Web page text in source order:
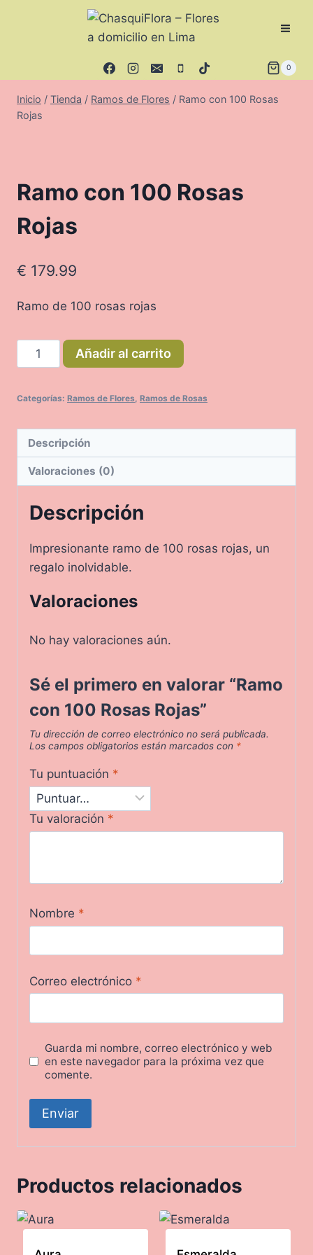
0
Inicio / Tienda / Ramos de Flores / Ramo con 100 Rosas
Rojas
Ramo con 100 Rosas
Rojas
€ 179.99
Ramo de 100 rosas rojas
Ramo
con
Rosas
cantidad
Añadir al carrito
Categorías: Ramos de Flores Ramos de Rosas
Descripción
Valoraciones (0)
Descripción
Impresionante ramo de 100 rosas rojas, un
regalo inolvidable.
Valoraciones
No hay valoraciones aún.
Sé el primero en valorar “Ramo
con 100 Rosas Rojas”
Tu dirección de correo electrónico no será publicada.
Los campos obligatorios están marcados con *
Tu puntuación *
Tu valoración *
Nombre *
Correo electrónico *
Guarda mi nombre, correo electrónico y web
en este navegador para la próxima vez que
comente.
Productos relacionados